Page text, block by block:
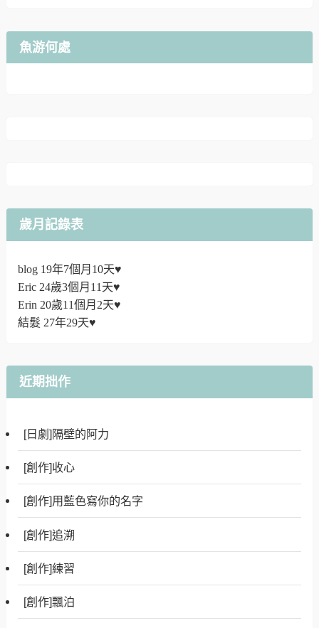
魚游何處
歲月記錄表
blog 19年7個月10天♥
Eric 24歲3個月11天♥
Erin 20歲11個月2天♥
結髮 27年29天♥
近期拙作
[日劇]隔壁的阿力
[創作]收心
[創作]用藍色寫你的名字
[創作]追溯
[創作]練習
[創作]飄泊